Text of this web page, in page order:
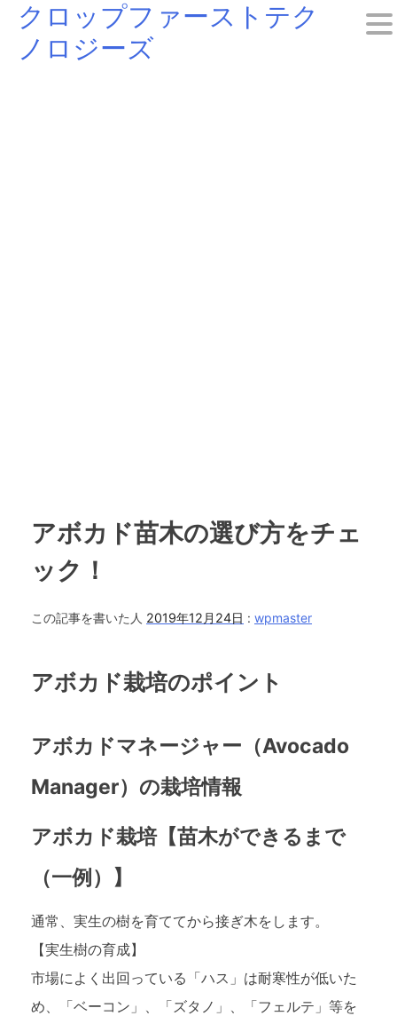
Skipクロップファーストテク
ノロジーズ
アボカド苗木の選び方をチェ
ック！
この記事を書いた人 2019年12月24日 : wpmaster
アボカド栽培のポイント
アボカドマネージャー（Avocado
Manager）の栽培情報
アボカド栽培【苗木ができるまで
（一例）】
通常、実生の樹を育ててから接ぎ木をします。
【実生樹の育成】
市場によく出回っている「ハス」は耐寒性が低いた
め、「ベーコン」、「ズタノ」、「フェルテ」等を